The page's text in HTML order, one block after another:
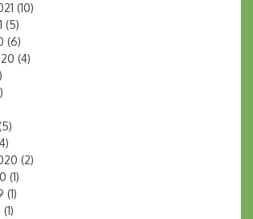
(10)
(5)
(6)
(4)
(2)
(1)
(1)
(1)